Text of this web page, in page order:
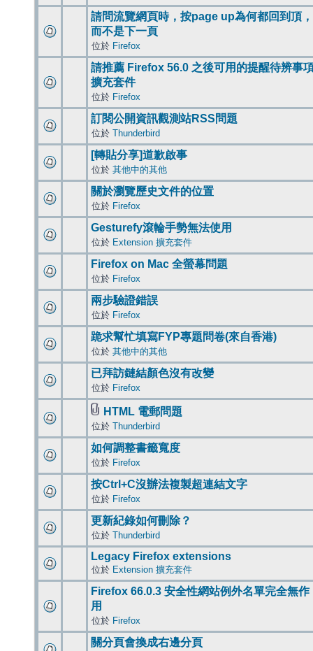
請問流覽網頁時，按page up為何都回到頂，
而不是下一頁
位於 Firefox
請推薦 Firefox 56.0 之後可用的提醒待辨事
擴充套件
位於 Firefox
訂閱公開資訊觀測站RSS問題
位於 Thunderbird
[轉貼分享]道歉啟事
位於 其他中的其他
關於瀏覽歷史文件的位置
位於 Firefox
Gesturefy滾輪手勢無法使用
位於 Extension 擴充套件
Firefox on Mac 全螢幕問題
位於 Firefox
兩步驗證錯誤
位於 Firefox
跪求幫忙填寫FYP專題問卷(來自香港)
位於 其他中的其他
已拜訪鏈結顏色沒有改變
位於 Firefox
HTML 電郵問題
位於 Thunderbird
如何調整書籤寬度
位於 Firefox
按Ctrl+C沒辦法複製超連結文字
位於 Firefox
更新紀錄如何刪除？
位於 Thunderbird
Legacy Firefox extensions
位於 Extension 擴充套件
Firefox 66.0.3 安全性網站例外名單完全無作
用
位於 Firefox
關分頁會換成右邊分頁